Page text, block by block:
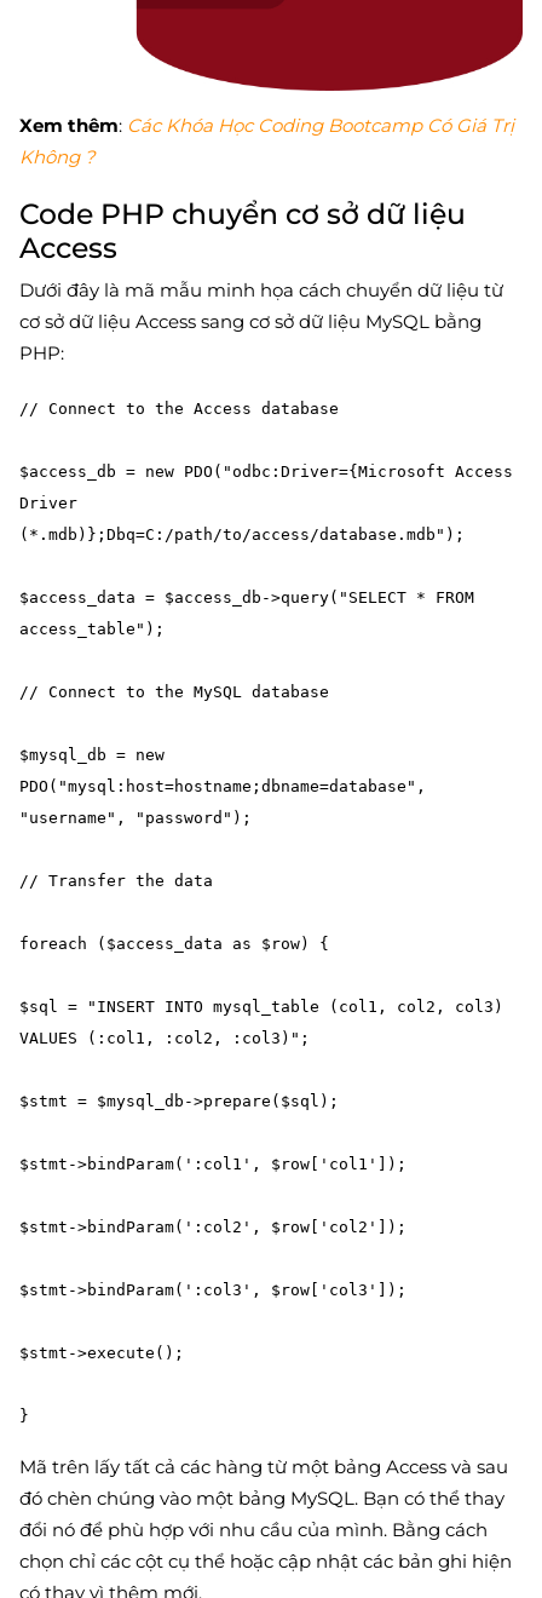
Xem thêm: Các Khóa Học Coding Bootcamp Có Giá Trị
Không ?
Code PHP chuyển cơ sở dữ liệu
Access
Dưới đây là mã mẫu minh họa cách chuyển dữ liệu từ
cơ sở dữ liệu Access sang cơ sở dữ liệu MySQL bằng
PHP:
// Connect to the Access database
$access_db = new PDO("odbc:Driver={Microsoft Access
Driver
(*.mdb)};Dbq=C:/path/to/access/database.mdb");
$access_data = $access_db->query("SELECT * FROM
access_table");
// Connect to the MySQL database
$mysql_db = new
PDO("mysql:host=hostname;dbname=database",
"username", "password");
// Transfer the data
foreach ($access_data as $row) {
$sql = "INSERT INTO mysql_table (col1, col2, col3)
VALUES (:col1, :col2, :col3)";
$stmt = $mysql_db->prepare($sql);
$stmt->bindParam(':col1', $row['col1']);
$stmt->bindParam(':col2', $row['col2']);
$stmt->bindParam(':col3', $row['col3']);
$stmt->execute();
}
Mã trên lấy tất cả các hàng từ một bảng Access và sau
đó chèn chúng vào một bảng MySQL. Bạn có thể thay
đổi nó để phù hợp với nhu cầu của mình. Bằng cách
chọn chỉ các cột cụ thể hoặc cập nhật các bản ghi hiện
có thay vì thêm mới.